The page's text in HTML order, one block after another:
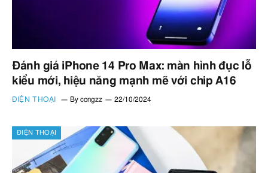
Đánh giá iPhone 14 Pro Max: màn hình đục lỗ
kiểu mới, hiệu năng mạnh mẽ với chip A16
ĐIỆN THOẠI By congzz 22/10/2024
ĐIỆN THOẠI